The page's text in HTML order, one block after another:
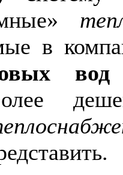
в
вод